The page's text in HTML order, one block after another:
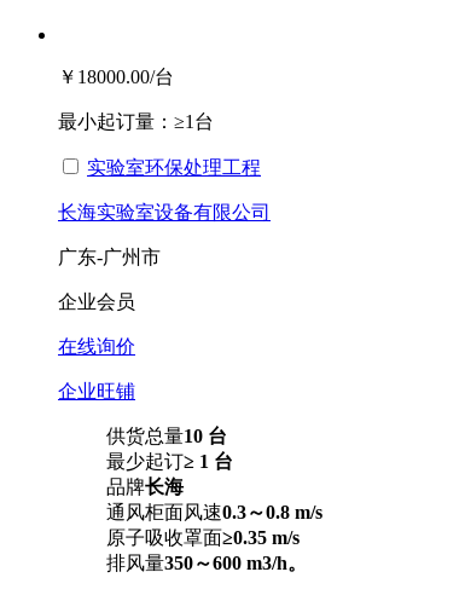
￥18000.00/台
最小起订量： ≥1台
实验室环保处理工程
长海实验室设备有限公司
广东-广州市
企业会员
在线询价
企业旺铺
供货总量10 台
最少起订≥ 1 台
品牌长海
通风柜面风速0.3～0.8 m/s
原子吸收罩面≥0.35 m/s
排风量350～600 m3/h。